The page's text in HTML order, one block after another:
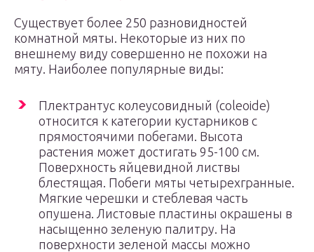
Существует более 250 разновидностей
комнатной мяты. Некоторые из них по
внешнему виду совершенно не похожи на
мяту. Наиболее популярные виды:
Плектрантус колеусовидный (coleoide)
относится к категории кустарников с
прямостоячими побегами. Высота
растения может достигать 95-100 см.
Поверхность яйцевидной листвы
блестящая. Побеги мяты четырехгранные.
Мягкие черешки и стеблевая часть
опушена. Листовые пластины окрашены в
насыщенно зеленую палитру. На
поверхности зеленой массы можно